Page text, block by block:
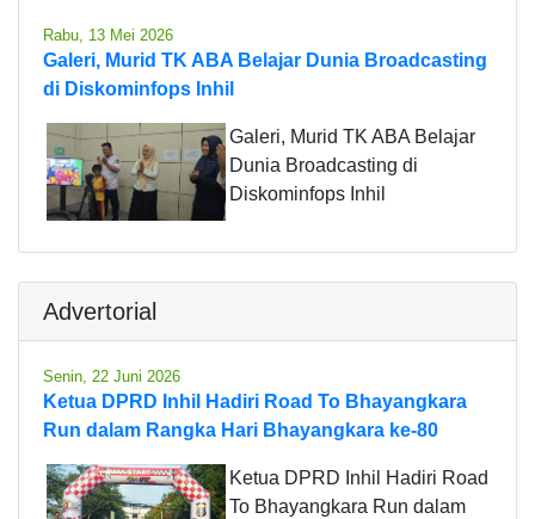
Rabu, 13 Mei 2026
Galeri, Murid TK ABA Belajar Dunia Broadcasting
di Diskominfops Inhil
Galeri, Murid TK ABA Belajar
Dunia Broadcasting di
Diskominfops Inhil
Advertorial
Senin, 22 Juni 2026
Ketua DPRD Inhil Hadiri Road To Bhayangkara
Run dalam Rangka Hari Bhayangkara ke-80
Ketua DPRD Inhil Hadiri Road
To Bhayangkara Run dalam